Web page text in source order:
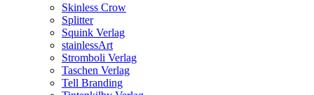
Skinless Crow
Splitter
Squink Verlag
stainlessArt
Stromboli Verlag
Taschen Verlag
Tell Branding